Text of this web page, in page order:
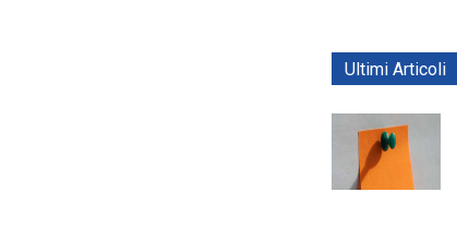
Ultimi Articoli